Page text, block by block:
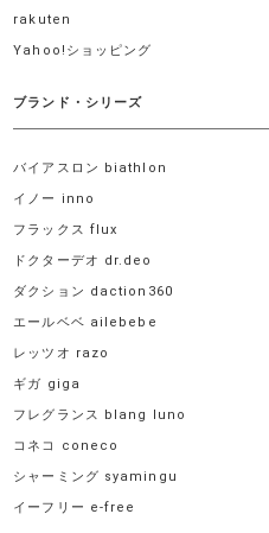
rakuten
Yahoo!ショッピング
ブランド・シリーズ
バイアスロン biathlon
イノー inno
フラックス flux
ドクターデオ dr.deo
ダクション daction360
エールベベ ailebebe
レッツオ razo
ギガ giga
フレグランス blang luno
コネコ coneco
シャーミング syamingu
イーフリー e-free